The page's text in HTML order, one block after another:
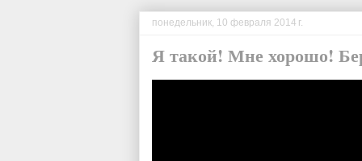
понедельник, 10 февраля 2014 г.
Я такой! Мне хорошо!